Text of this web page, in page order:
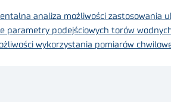
analiza możliwości zastosowania
parametry podejściowych torów
wykorzystania pomiarów